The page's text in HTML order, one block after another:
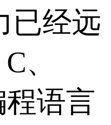
已经远
、
程语言